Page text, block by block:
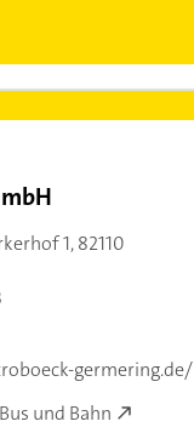
1,82110
germering.de/
und Bahn